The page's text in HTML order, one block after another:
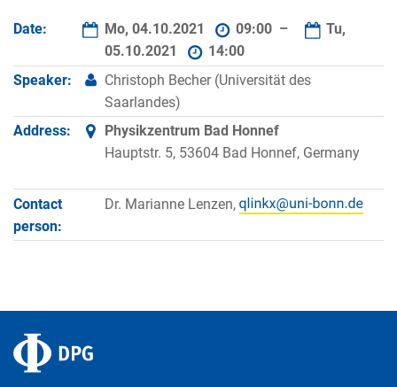
Date: Mo, 04.10.2021 09:00 –
Tu,
05.10.2021
14:00
Speaker:
Christoph Becher (Universität des
Saarlandes)
Address:
Physikzentrum Bad Honnef
Hauptstr. 5, 53604 Bad Honnef, Germany
Contact
person:
Dr. Marianne Lenzen,